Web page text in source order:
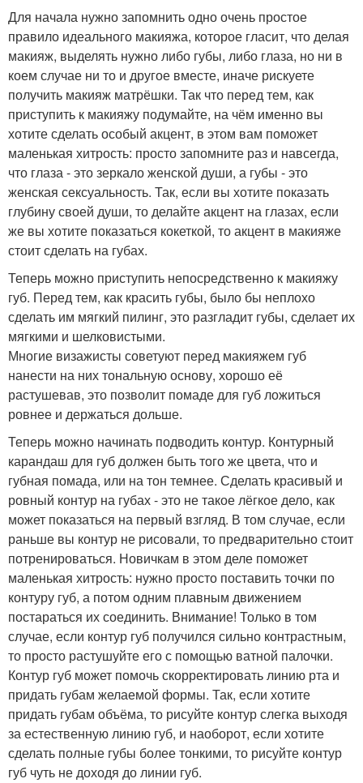
Для начала нужно запомнить одно очень простое
правило идеального макияжа, которое гласит, что делая
макияж, выделять нужно либо губы, либо глаза, но ни в
коем случае ни то и другое вместе, иначе рискуете
получить макияж матрёшки. Так что перед тем, как
приступить к макияжу подумайте, на чём именно вы
хотите сделать особый акцент, в этом вам поможет
маленькая хитрость: просто запомните раз и навсегда,
что глаза - это зеркало женской души, а губы - это
женская сексуальность. Так, если вы хотите показать
глубину своей души, то делайте акцент на глазах, если
же вы хотите показаться кокеткой, то акцент в макияже
стоит сделать на губах.
Теперь можно приступить непосредственно к макияжу
губ. Перед тем, как красить губы, было бы неплохо
сделать им мягкий пилинг, это разгладит губы, сделает их
мягкими и шелковистыми.
Многие визажисты советуют перед макияжем губ
нанести на них тональную основу, хорошо её
растушевав, это позволит помаде для губ ложиться
ровнее и держаться дольше.
Теперь можно начинать подводить контур. Контурный
карандаш для губ должен быть того же цвета, что и
губная помада, или на тон темнее. Сделать красивый и
ровный контур на губах - это не такое лёгкое дело, как
может показаться на первый взгляд. В том случае, если
раньше вы контур не рисовали, то предварительно стоит
потренироваться. Новичкам в этом деле поможет
маленькая хитрость: нужно просто поставить точки по
контуру губ, а потом одним плавным движением
постараться их соединить. Внимание! Только в том
случае, если контур губ получился сильно контрастным,
то просто растушуйте его с помощью ватной палочки.
Контур губ может помочь скорректировать линию рта и
придать губам желаемой формы. Так, если хотите
придать губам объёма, то рисуйте контур слегка выходя
за естественную линию губ, и наоборот, если хотите
сделать полные губы более тонкими, то рисуйте контур
губ чуть не доходя до линии губ.